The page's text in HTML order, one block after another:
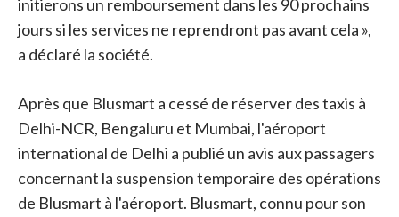
initierons un remboursement dans les 90 prochains
jours si les services ne reprendront pas avant cela »,
a déclaré la société.
Après que Blusmart a cessé de réserver des taxis à
Delhi-NCR, Bengaluru et Mumbai, l'aéroport
international de Delhi a publié un avis aux passagers
concernant la suspension temporaire des opérations
de Blusmart à l'aéroport. Blusmart, connu pour son